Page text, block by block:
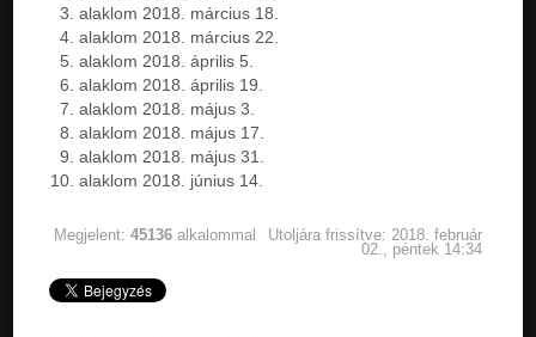
alaklom 2018. március 18.
alaklom 2018. március 22.
alaklom 2018. április 5.
alaklom 2018. április 19.
alaklom 2018. május 3.
alaklom 2018. május 17.
alaklom 2018. május 31.
alaklom 2018. június 14.
Megjelent:45136 alkalommal
Utoljára frissítve: 2018. február
02., péntek 14:34